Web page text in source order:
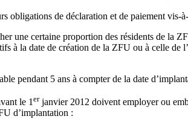
obligations de déclaration et de paiement vis-
une certaine proportion des résidents de
à la date de création de la ZFU ou à celle de
pendant 5 ans à compter de la date
le 1 erjanvier 2012 doivent employer ou
d’implantation :